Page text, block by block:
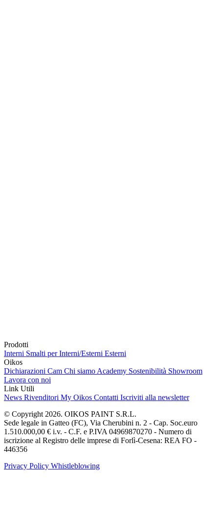
Prodotti
Interni Smalti per Interni/Esterni Esterni
Oikos
Dichiarazioni Cam Chi siamo Academy Sostenibilità Showroom
Lavora con noi
Link Utili
News Rivenditori My Oikos Contatti Iscriviti alla newsletter
© Copyright 2026. OIKOS PAINT S.R.L.
Sede legale in Gatteo (FC), Via Cherubini n. 2 - Cap. Soc.euro
1.510.000,00 € i.v. - C.F. e P.IVA 04969870270 - Numero di
iscrizione al Registro delle imprese di Forlì-Cesena: REA FO -
446356
Privacy Policy Whistleblowing